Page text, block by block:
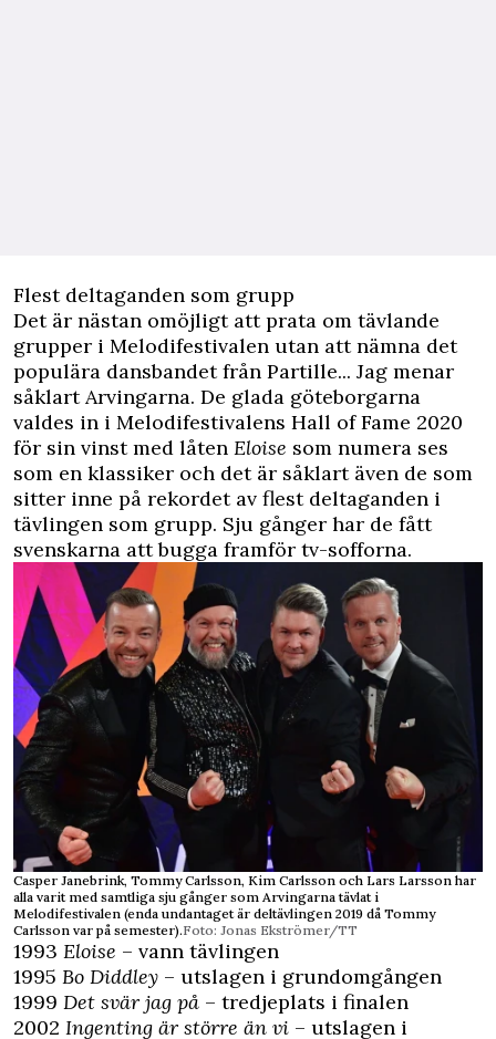
Flest deltaganden som grupp
Det är nästan omöjligt att prata om tävlande
grupper i Melodifestivalen utan att nämna det
populära dansbandet från Partille... Jag menar
såklart Arvingarna. De glada göteborgarna
valdes in i Melodifestivalens Hall of Fame 2020
för sin vinst med låten Eloise som numera ses
som en klassiker och det är såklart även de som
sitter inne på rekordet av flest deltaganden i
tävlingen som grupp. Sju gånger har de fått
svenskarna att bugga framför tv-sofforna.
Casper Janebrink, Tommy Carlsson, Kim Carlsson och Lars Larsson har
alla varit med samtliga sju gånger som Arvingarna tävlat i
Melodifestivalen (enda undantaget är deltävlingen 2019 då Tommy
Carlsson var på semester).Foto: Jonas Ekströmer/TT
1993 Eloise – vann tävlingen
1995 Bo Diddley – utslagen i grundomgången
1999 Det svär jag på – tredjeplats i finalen
2002 Ingenting är större än vi – utslagen i